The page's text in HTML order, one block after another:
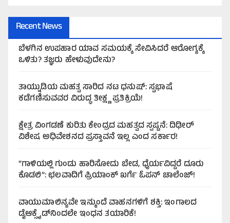
Recent News
ಬೆಳಗಿನ ಉಪಹಾರ ಯಾವ ಸಮಯಕ್ಕೆ ಸೇವಿಸಿದರೆ ಆರೋಗ್ಯಕ್ಕೆ
ಒಳಿತು? ತಜ್ಞರು ಹೇಳುವುದೇನು?
ತಾಯ್ನುಡಿಯ ಮಹತ್ವ ಸಾರಿದ ನಟ ಧನುಷ್: ಸ್ವಭಾಷೆ
ಕಡೆಗಣಿಸುವವರ ವಿರುದ್ಧ ತೀಕ್ಷ್ಣ ಪ್ರತಿಕ್ರಿಯೆ!
ಕ್ಷೇತ್ರ ವಿಂಗಡಣೆ ಕುರಿತು ಕೇಂದ್ರದ ಮಹತ್ವದ ಸ್ಪಷ್ಟನೆ: ದಿಢೀರ್
ವಿಶೇಷ ಅಧಿವೇಶನದ ಪ್ರಸ್ತಾವನೆ ಇಲ್ಲ ಎಂದ ಸರ್ಕಾರ!
“ಗಾಳಿಯಲ್ಲಿ ಗುಂಡು ಹಾರಿಸೋದು ಬೇಡ, ಧೈರ್ಯವಿದ್ದರೆ ದೂರು
ಕೊಡಲಿ”: ಛಲವಾದಿಗೆ ಪ್ರಿಯಾಂಕ್ ಖರ್ಗೆ ಓಪನ್ ಚಾಲೆಂಜ್!
ವಾಯುಮಾಲಿನ್ಯವೇ ಇನ್ಮುಂದೆ ವಾಹನಗಳಿಗೆ ಶಕ್ತಿ: ಇಂಗಾಲದ
ಡೈಆಕ್ಸೈಡ್‌ನಿಂದಲೇ ಇಂಧನ ತಯಾರಿಕೆ!